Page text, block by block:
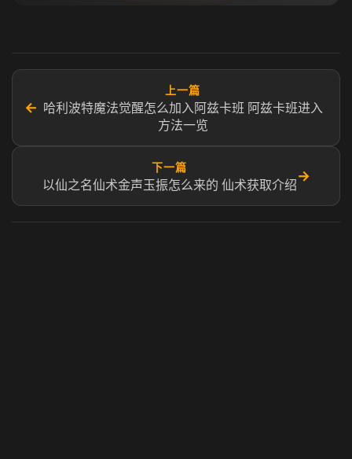
←
上一篇
哈利波特魔法觉醒怎么加入阿兹卡班 阿兹卡班进入
方法一览
下一篇
以仙之名仙术金声玉振怎么来的 仙术获取介绍
→